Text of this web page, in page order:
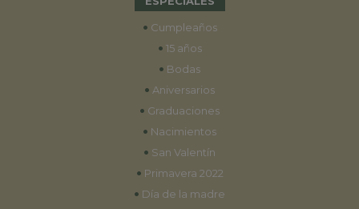
• Cumpleaños
• 15 años
• Bodas
• Aniversarios
• Graduaciones
• Nacimientos
• San Valentín
• Primavera 2022
• Día de la madre